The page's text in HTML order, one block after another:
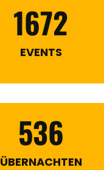
1672
EVENTS
536
ÜBERNACHTEN